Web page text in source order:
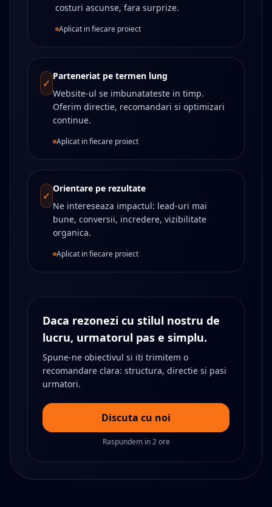
costuri ascunse, fara surprize.
Aplicat in fiecare proiect
✓
Parteneriat pe termen lung
Website-ul se imbunatateste in timp.
Oferim directie, recomandari si optimizari
continue.
Aplicat in fiecare proiect
✓
Orientare pe rezultate
Ne intereseaza impactul: lead-uri mai
bune, conversii, incredere, vizibilitate
organica.
Aplicat in fiecare proiect
Daca rezonezi cu stilul nostru de
lucru, urmatorul pas e simplu.
Spune-ne obiectivul si iti trimitem o
recomandare clara: structura, directie si pasi
urmatori.
Discuta cu noi
Raspundem in 2 ore